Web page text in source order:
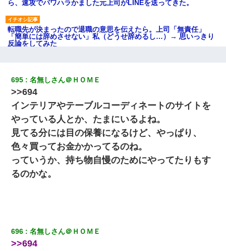
ら、速攻でパワハラかました元上司がLINEを送ってきた。
転職先が決まったので退職の意思を伝えたら。上司「無責任」
「簡単には辞めさせない」私（どうせ辞めるし…）→ 思いっきり
反論をしてみた
レ！」私「なんでよ」Ａ「ケーチ！バーカ！」→ 後日、Ａ旦那が
凸してきた
元旦那から復縁要請。息子「最新型のiPhoneも買えない貧乏は嫌
だ、再婚して」私「なら父親と暮らせ」息子「やった＾＾」私
（もう手遅れだったんだな…）
出張中の旦那から『フリンしやがって、このクズ』と電話が。私
「本当に家まで来たの？証拠は？」旦那「俺の言葉が信じられな
いのか！」→ 離婚後
にしてなかったが、あまりにも子供が俺嫁に懐くので最後らへん
顔引きつってた → そして弟嫁が迎えに来た翌日…
695 名無しさん＠ＨＯＭＥ
>>694
インテリアやテーブルコーディネートのサイトを
やっている人とか、たまにいるよね。
見てる分には目の保養になるけど、やっぱり、
色々買ってお金かかってるのね。
っていうか、持ち物自慢のためにやってたりもす
るのかな。
696 名無しさん＠ＨＯＭＥ
>>694